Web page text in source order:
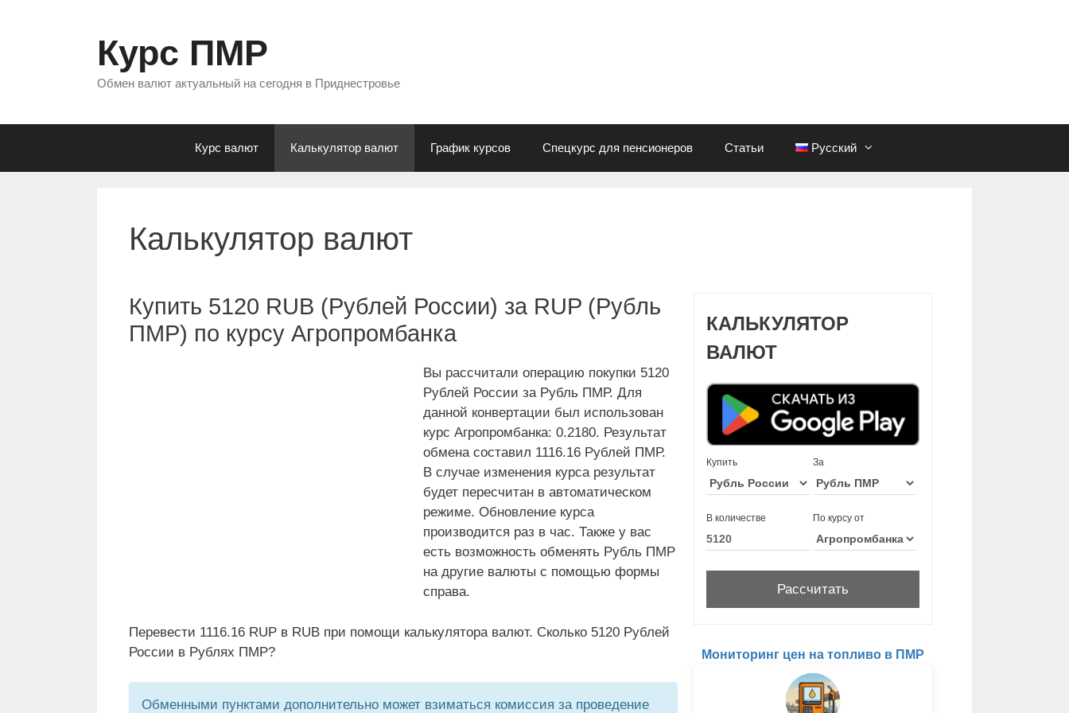
Курс ПМР
Обмен валют актуальный на сегодня в Приднестровье
Курс валют Калькулятор валют График курсов Спецкурс для пенсионеров Статьи Русский
Калькулятор валют
Купить 5120 RUB (Рублей России) за RUP (Рубль
ПМР) по курсу Агропромбанка
Вы рассчитали операцию покупки 5120
Рублей России за Рубль ПМР. Для
данной конвертации был использован
курс Агропромбанка: 0.2180. Результат
обмена составил 1116.16 Рублей ПМР.
В случае изменения курса результат
будет пересчитан в автоматическом
режиме. Обновление курса
производится раз в час. Также у вас
есть возможность обменять Рубль ПМР
на другие валюты с помощью формы
справа.
Перевести 1116.16 RUP в RUB при помощи калькулятора валют. Сколько 5120 Рублей
России в Рублях ПМР?
Обменными пунктами дополнительно может взиматься комиссия за проведение
КАЛЬКУЛЯТОР
ВАЛЮТ
Купить За
В количестве По курсу от
Мониторинг цен на топливо в ПМР